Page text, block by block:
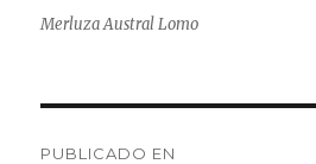
Merluza Austral Lomo
PUBLICADO EN